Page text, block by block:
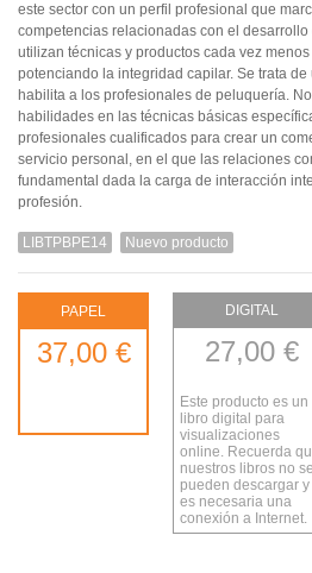
este sector con un perfil profesional que
competencias relacionadas con el
utilizan técnicas y productos cada vez
potenciando la integridad capilar. Se trata
habilita a los profesionales de peluquería.
habilidades en las técnicas básicas
profesionales cualificados para crear un
servicio personal, en el que las relaciones
fundamental dada la carga de interacción
profesión.
LIBTPBPE14 Nuevo producto
PAPEL
37,00 €
DIGITAL
27,00 €
Este producto es un
libro digital para
visualizaciones
online. Recuerda
nuestros libros no se
pueden descargar y
es necesaria una
conexión a Internet.